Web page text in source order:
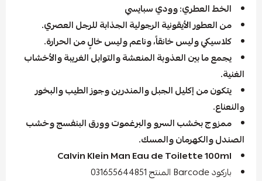
الخط العطري: وودي سبايسي
من العطور الأيقونية الرجولية الجذابة للرجل العصري.
كلاسيكي وليس خانقاً، وناعم وليس خالٍ من الحرارة.
يجمع ما بين العذوبة المنعشة والتوابل الغريبة والأخشاب
الغنية.
يتكون من إكليل الجبل والمندرين وجوز الطيب والبخور
والنعناع.
ممزوج بخشب السرو والبرغموت وورق البنفسج وخشب
الصندل والكهرمان والمسك.
Calvin Klein Man Eau de Toilette 100ml
باركود Barcode المنتج 031655644851